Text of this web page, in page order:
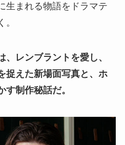
生まれる物語をドラマテ
、レンブラントを愛し、
捉えた新場面写真と、ホ
す制作秘話だ。